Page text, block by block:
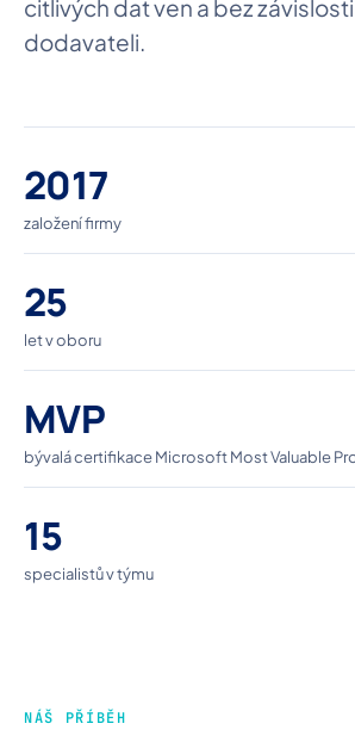
citlivých dat ven a bez
dodavateli.
2017
založení firmy
25
let v oboru
MVP
bývalá certifikace Microsoft Most Valuable
15
specialistů v týmu
NÁŠ PŘÍBĚH